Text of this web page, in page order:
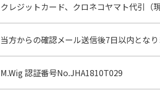
クレジットカード、クロネコヤマト代引（
当方からの確認メール送信後7日以内となり
M.Wig 認証番号No.JHA1810T029